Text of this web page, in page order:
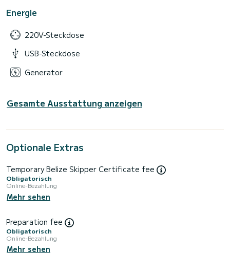
Energie
220V-Steckdose
USB-Steckdose
Generator
Gesamte Ausstattung anzeigen
Optionale Extras
Temporary Belize Skipper Certificate fee
Obligatorisch
Online-Bezahlung
Mehr sehen
Preparation fee
Obligatorisch
Online-Bezahlung
Mehr sehen